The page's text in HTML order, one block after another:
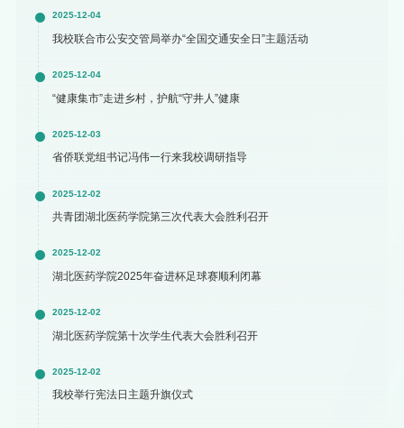
2025-12-04
我校联合市公安交管局举办“全国交通安全日”主题活动
2025-12-04
“健康集市”走进乡村，护航“守井人”健康
2025-12-03
省侨联党组书记冯伟一行来我校调研指导
2025-12-02
共青团湖北医药学院第三次代表大会胜利召开
2025-12-02
湖北医药学院2025年奋进杯足球赛顺利闭幕
2025-12-02
湖北医药学院第十次学生代表大会胜利召开
2025-12-02
我校举行宪法日主题升旗仪式